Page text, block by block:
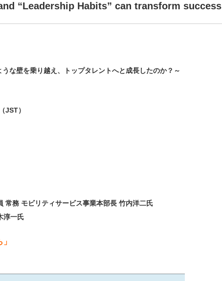
“Leadership Habits” can transform success
な壁を乗り越え、トップタレントへと成長したのか？～
JST）
常務 モビリティサービス事業本部長 竹内洋二氏
淳一氏